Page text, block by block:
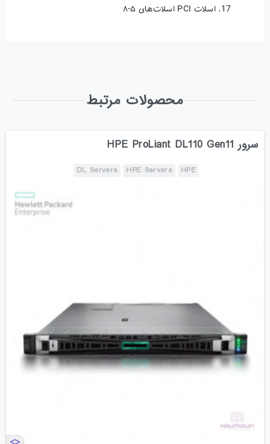
اسلات PCI اسلات‌های ۵-۸
محصولات مرتبط
سرور HPE ProLiant DL110 Gen11
HPE
HPE Servers
DL Servers